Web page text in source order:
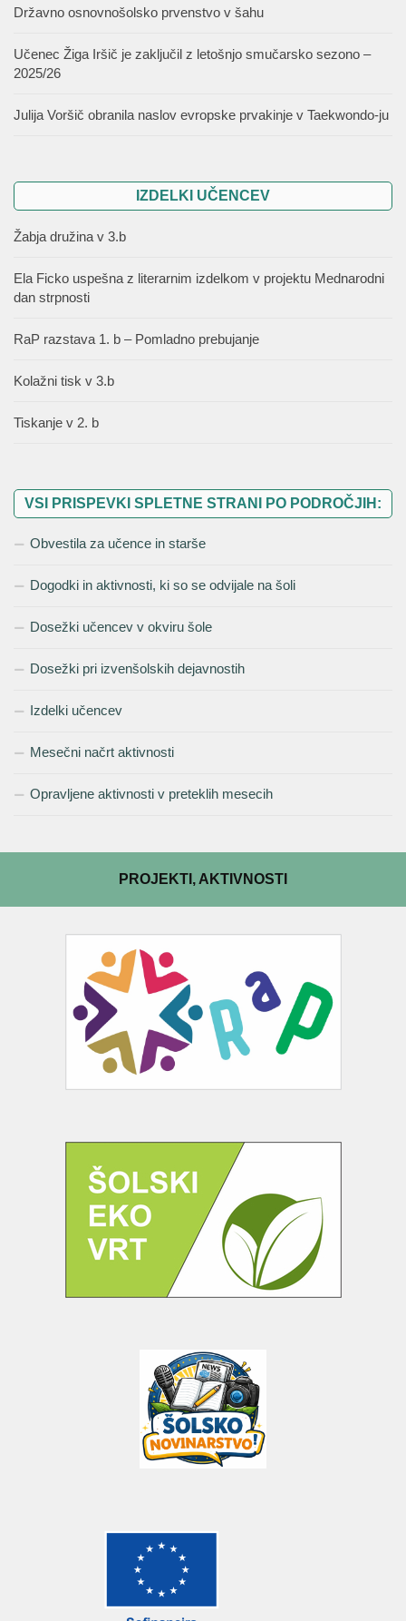
Državno osnovnošolsko prvenstvo v šahu
Učenec Žiga Iršič je zaključil z letošnjo smučarsko sezono –
2025/26
Julija Voršič obranila naslov evropske prvakinje v Taekwondo-ju
IZDELKI UČENCEV
Žabja družina v 3.b
Ela Ficko uspešna z literarnim izdelkom v projektu Mednarodni
dan strpnosti
RaP razstava 1. b – Pomladno prebujanje
Kolažni tisk v 3.b
Tiskanje v 2. b
VSI PRISPEVKI SPLETNE STRANI PO PODROČJIH:
Obvestila za učence in starše
Dogodki in aktivnosti, ki so se odvijale na šoli
Dosežki učencev v okviru šole
Dosežki pri izvenšolskih dejavnostih
Izdelki učencev
Mesečni načrt aktivnosti
Opravljene aktivnosti v preteklih mesecih
PROJEKTI, AKTIVNOSTI